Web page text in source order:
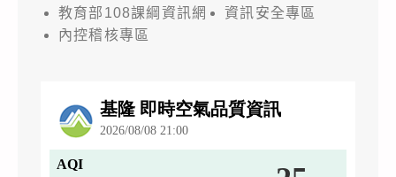
教育部108課綱資訊網
資訊安全專區
內控稽核專區